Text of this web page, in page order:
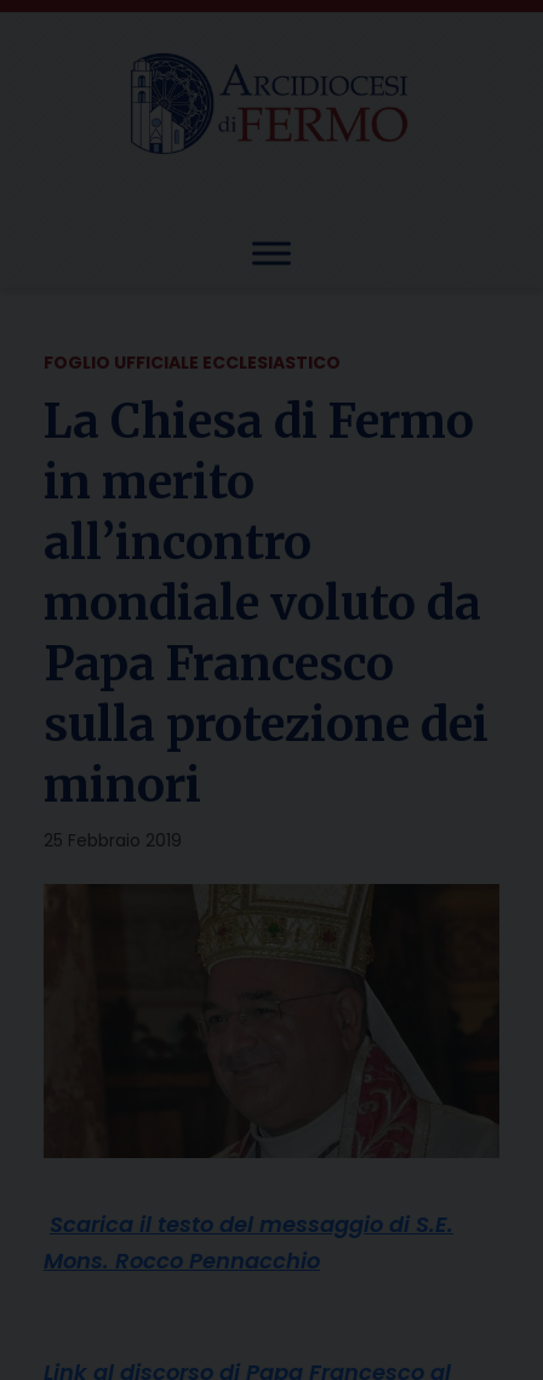
Skip
FOGLIO UFFICIALE ECCLESIASTICO
La Chiesa di Fermo
in merito
all’incontro
mondiale voluto da
Papa Francesco
sulla protezione dei
minori
25 Febbraio 2019
Scarica il testo del messaggio di S.E.
Mons. Rocco Pennacchio
Link al discorso di Papa Francesco al